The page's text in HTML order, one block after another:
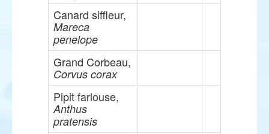
Canard siffleur,
Mareca
penelope
Grand Corbeau,
Corvus corax
Pipit farlouse,
Anthus
pratensis